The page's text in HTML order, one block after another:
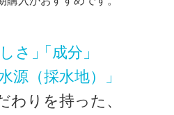
さ」「成分」
源（採水地）」
わりを持った、